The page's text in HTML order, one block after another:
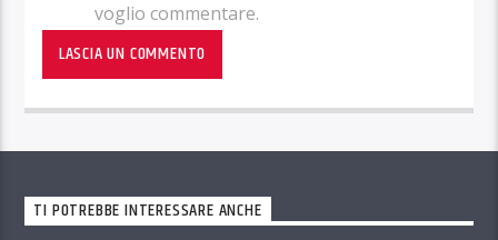
voglio commentare.
TI POTREBBE INTERESSARE ANCHE